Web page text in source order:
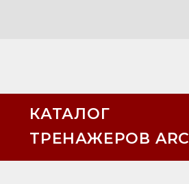
КАТАЛОГ
ТРЕНАЖЕРОВ ARC